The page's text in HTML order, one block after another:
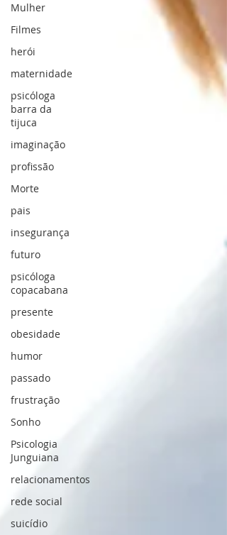
Mulher
Filmes
herói
maternidade
psicóloga
barra da
tijuca
imaginação
profissão
Morte
pais
insegurança
futuro
psicóloga
copacabana
presente
obesidade
humor
passado
frustração
Sonho
Psicologia
Junguiana
relacionamentos
rede social
suicídio